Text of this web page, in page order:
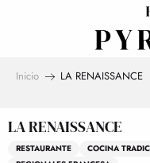
Inicio LA RENAISSANCE
LA RENAISSANCE
RESTAURANTE COCINA